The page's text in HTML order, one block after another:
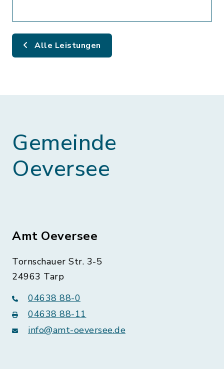
Alle Leistungen
Gemeinde
Oeversee
Amt Oeversee
Tornschauer Str. 3-5
24963 Tarp
04638 88-0
04638 88-11
info@amt-oeversee.de